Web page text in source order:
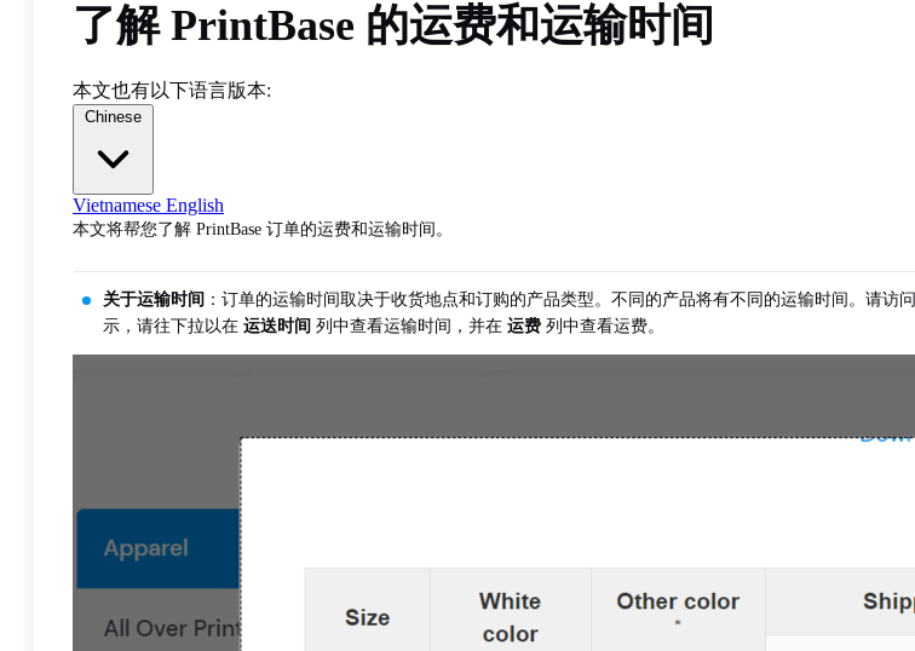
了解 PrintBase 的运费和运输时间
本文也有以下语言版本:
Chinese
Vietnamese English
本文将帮您了解 PrintBase 订单的运费和运输时间。
关于运输时间 ：订单的运输时间取决于收货地点和订购的产品类型。不同的产品将有不同的运输时间。请访问
示，请往下拉以在 运送时间 列中查看运输时间，并在 运费 列中查看运费。